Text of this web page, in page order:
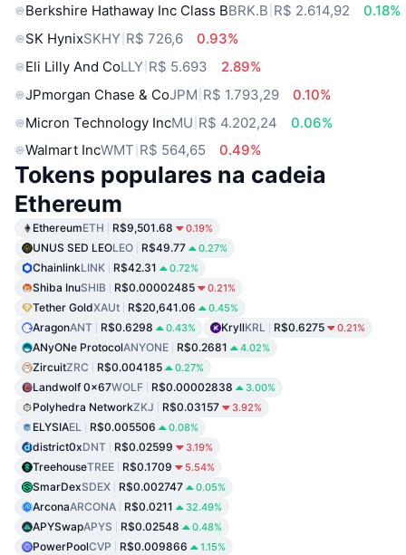
Berkshire Hathaway Inc Class BBRK.B R$ 2.614,92
0.18%
SK HynixSKHY R$ 726,6
0.93%
Eli Lilly And CoLLY R$ 5.693
2.89%
JPmorgan Chase & CoJPM R$ 1.793,29
0.10%
Micron Technology IncMU R$ 4.202,24
0.06%
Walmart IncWMT R$ 564,65 0.49%
Tokens populares na cadeia
Ethereum
EthereumETH R$9,501.68 0.19%
UNUS SED LEOLEO R$49.77 0.27%
ChainlinkLINK R$42.31 0.72%
Shiba InuSHIB R$0.00002485 0.21%
Tether GoldXAUt R$20,641.06 0.45%
AragonANT R$0.6298 0.43% KryllKRL R$0.6275 0.21%
ANyONe ProtocolANYONE R$0.2681 4.02%
ZircuitZRC R$0.004185 0.27%
Landwolf 0x67WOLF R$0.00002838 3.00%
Polyhedra NetworkZKJ R$0.03157 3.92%
ELYSIAEL R$0.005506 0.08%
district0xDNT R$0.02599 3.19%
TreehouseTREE R$0.1709 5.54%
SmarDexSDEX R$0.002747 0.05%
ArconaARCONA R$0.0211 32.49%
APYSwapAPYS R$0.02548 0.48%
PowerPoolCVP R$0.009866 1.15%